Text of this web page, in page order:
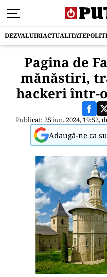
DEZVALUIRIACTUALITATE
Pagina de
mănăstiri,
hackeri într-
Publicat: 25 iun. 2024, 19:52,
Adaugă-ne ca